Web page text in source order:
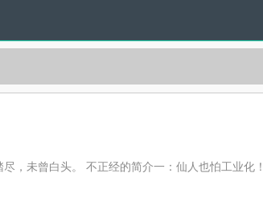
，未曾白头。 不正经的简介一：仙人也怕工业化